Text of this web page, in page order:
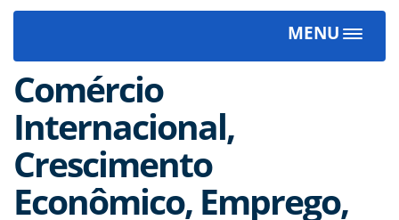
MENU
Toggle
Comércio
Internacional,
Crescimento
Econômico, Emprego,